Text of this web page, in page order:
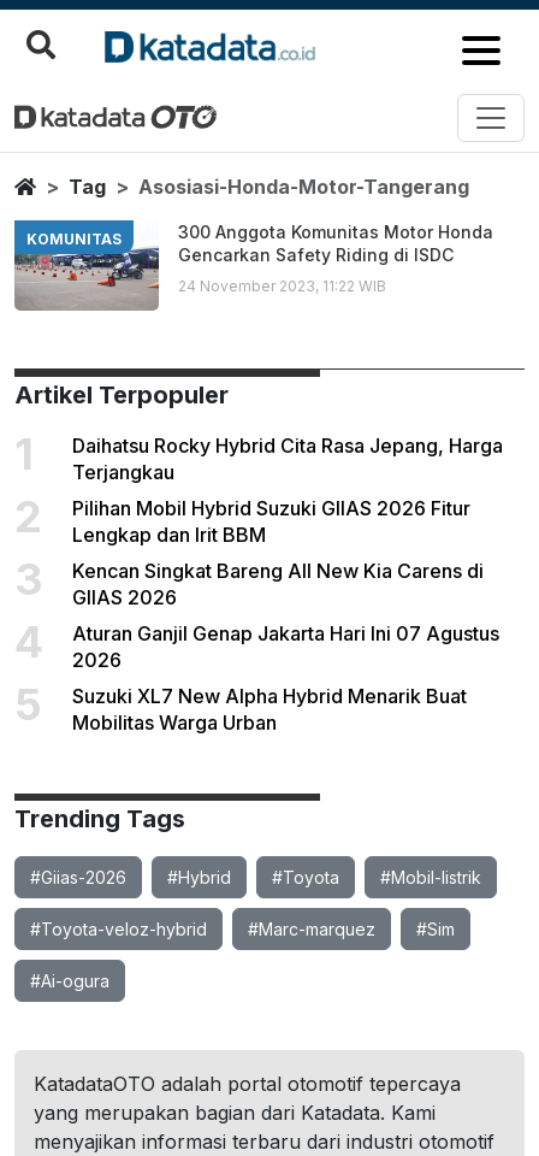
Asosiasi Honda Motor
Berita Terbaru
HomeTag Asosiasi-Honda-Motor-Tangerang
KOMUNITAS
300 Anggota Komunitas Motor Honda
Gencarkan Safety Riding di ISDC
24 November 2023, 11:22 WIB
Artikel Terpopuler
1
Daihatsu Rocky Hybrid Cita Rasa Jepang, Harga
Terjangkau
2
Pilihan Mobil Hybrid Suzuki GIIAS 2026 Fitur
Lengkap dan Irit BBM
3
Kencan Singkat Bareng All New Kia Carens di
GIIAS 2026
4
Aturan Ganjil Genap Jakarta Hari Ini 07 Agustus
2026
5
Suzuki XL7 New Alpha Hybrid Menarik Buat
Mobilitas Warga Urban
Trending Tags
#Giias-2026 #Hybrid #Toyota #Mobil-listrik
#Toyota-veloz-hybrid #Marc-marquez #Sim
#Ai-ogura
KatadataOTO adalah portal otomotif tepercaya
yang merupakan bagian dari Katadata. Kami
menyajikan informasi terbaru dari industri otomotif